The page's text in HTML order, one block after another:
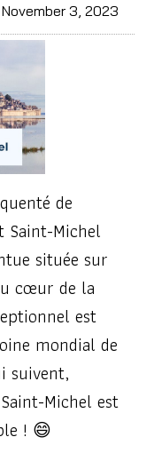
November 3, 2023
de
Saint-Michel
située sur
cœur de la
est
mondial de
suivent,
Michel est
! 😄